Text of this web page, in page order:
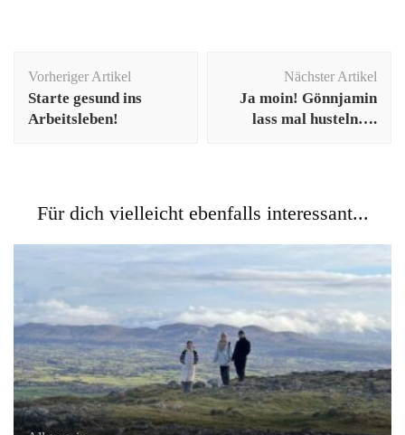
Vorheriger Artikel
Starte gesund ins
Arbeitsleben!
Nächster Artikel
Ja moin! Gönnjamin
lass mal husteln….
Für dich vielleicht ebenfalls interessant...